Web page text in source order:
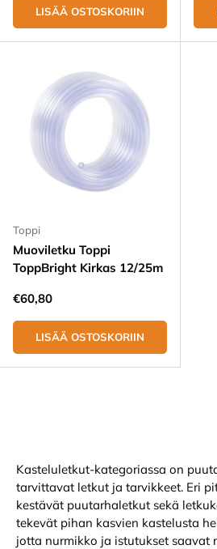
LISÄÄ OSTOSKORIIN
Toppi
Muoviletku Toppi
ToppBright Kirkas 12/25m
Normaali hinta
€60,80
LISÄÄ OSTOSKORIIN
Kasteluletkut-kategoriassa on
tarvittavat letkut ja tarvikkeet. Eri
kestävät puutarhaletkut sekä
tekevät pihan kasvien kastelusta
jotta nurmikko ja istutukset saavat